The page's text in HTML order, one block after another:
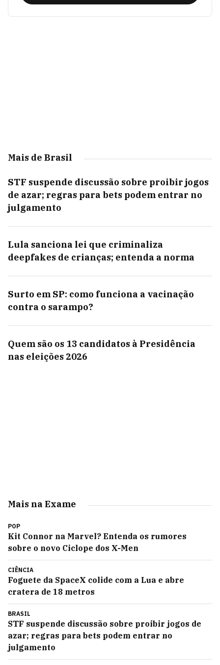
Mais de Brasil
STF suspende discussão sobre proibir jogos
de azar; regras para bets podem entrar no
julgamento
Lula sanciona lei que criminaliza
deepfakes de crianças; entenda a norma
Surto em SP: como funciona a vacinação
contra o sarampo?
Quem são os 13 candidatos à Presidência
nas eleições 2026
Mais na Exame
POP
Kit Connor na Marvel? Entenda os rumores
sobre o novo Ciclope dos X-Men
CIÊNCIA
Foguete da SpaceX colide com a Lua e abre
cratera de 18 metros
BRASIL
STF suspende discussão sobre proibir jogos de
azar; regras para bets podem entrar no
julgamento